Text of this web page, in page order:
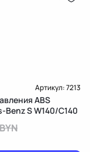
Артикул:7213
ABS
Benz S W140/C140